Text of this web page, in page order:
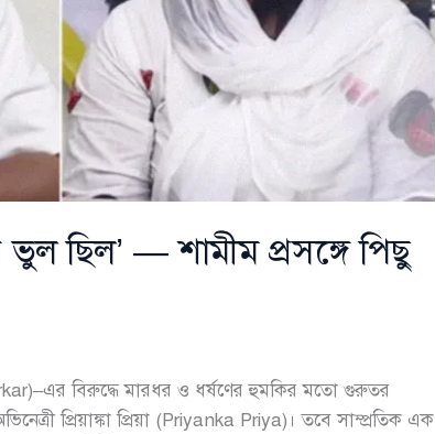
ভুল ছিল’ — শামীম প্রসঙ্গে পিছু
বিরুদ্ধে মারধর ও ধর্ষণের হুমকির মতো গুরুতর
প্রিয়াঙ্কা প্রিয়া (Priyanka Priya)। তবে সাম্প্রতিক এক